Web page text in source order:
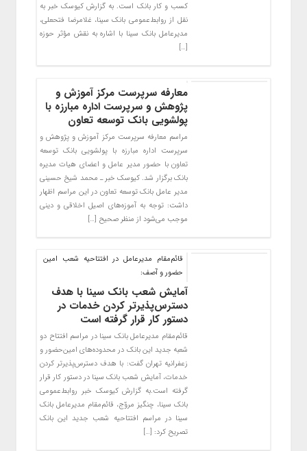
کسب و کار بانک است. به گزارش کیوسک خبر به
نقل از روابط‌عمومی بانک سینا، غلامرضا فتحعلی،
مدیرعامل بانک‌ سینا با اشاره به نقش مؤثر حوزه
[…]
معارفه سرپرست مرکز آموزش و
پژوهش و سرپرست اداره مبارزه با
پولشویی بانک توسعه تعاون
مراسم معارفه سرپرست مرکز آموزش و پژوهش و
سرپرست اداره مبارزه با پولشویی بانک توسعه
تعاون با حضور مدیر عامل و اعضای هیات مدیره
بانک برگزار شد. کیوسک خبر ـ محمد شیخ حسینی
مدیر عامل بانک توسعه تعاون در این مراسم اظهار
داشت: توجه به آموزه‌های اصیل اخلاقی و دینی
موجب می‌شود از منظر صحیح […]
قائم‌مقام مدیرعامل در افتتاحیه شعب امین
حضور و آصف:
آمایش شعب بانک سینا با هدف
دسترس‌پذیرتر کردن خدمات در
دستور کار قرار گرفته است
قائم‌مقام مدیرعامل بانک سینا در مراسم افتتاح دو
شعبه جدید این بانک در محدوده‌های امین‌حضور و
زعفرانیه تهران گفت: با هدف دسترس‌پذیرتر کردن
خدمات، آمایش شعب بانک سینا در دستور کار قرار
گرفته است.به گزارش کیوسک خبر روابط‌عمومی
بانک سینا، چنگیز مروّج، قائم‌مقام مدیرعامل بانک
سینا در مراسم افتتاحیه شعب جدید این بانک
تصریح کرد: […]